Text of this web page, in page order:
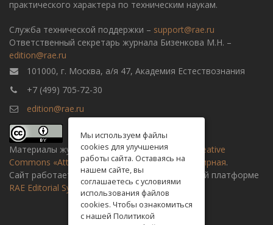
практического характера по техническим наукам.
Служба технической поддержки – support@rae.ru
Ответственный секретарь журнала Бизенкова М.Н. –
edition@rae.ru
101000, г. Москва, а/я 47, Академия Естествознания
+7 (499) 705-72-30
edition@rae.ru
Материалы журнала доступны полицензии Creative
Commons «Attribution» («Атрибуция») 4.0 Всемирная.
Сайт работает на универсальной издательской платформе
RAE Editorial System
Мы используем файлы
cookies для улучшения
работы сайта. Оставаясь на
нашем сайте, вы
соглашаетесь с условиями
использования файлов
cookies. Чтобы ознакомиться
с нашей Политикой